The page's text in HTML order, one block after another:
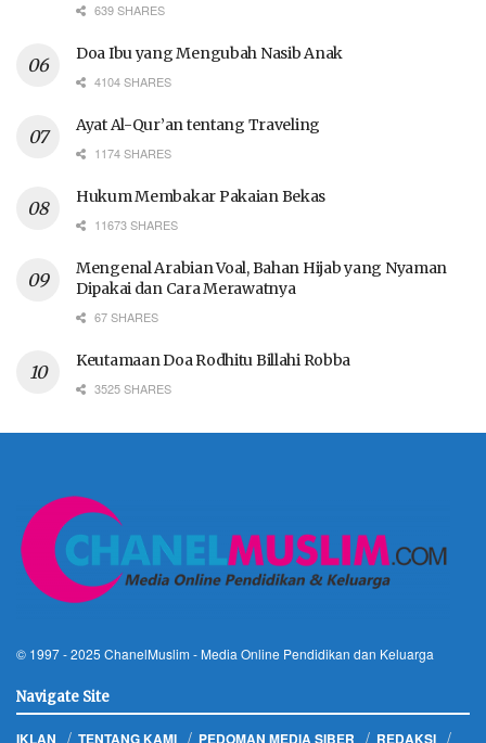
639 SHARES
Doa Ibu yang Mengubah Nasib Anak
4104 SHARES
Ayat Al-Qur’an tentang Traveling
1174 SHARES
Hukum Membakar Pakaian Bekas
11673 SHARES
Mengenal Arabian Voal, Bahan Hijab yang Nyaman
Dipakai dan Cara Merawatnya
67 SHARES
Keutamaan Doa Rodhitu Billahi Robba
3525 SHARES
© 1997 - 2025 ChanelMuslim - Media Online Pendidikan dan Keluarga
Navigate Site
IKLAN TENTANG KAMI PEDOMAN MEDIA SIBER REDAKSI